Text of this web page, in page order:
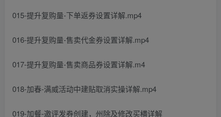
015-提升复购量-下单返券设置详解.mp4
016-提升复购量-售卖代金券设置详解.mp4
017-提升复购量-售卖商品券设置详解.m4
018-加春-满威活动中建贴取消实操详解.mp4
019-加餐-邀评发券创建，州除及修改买横详解